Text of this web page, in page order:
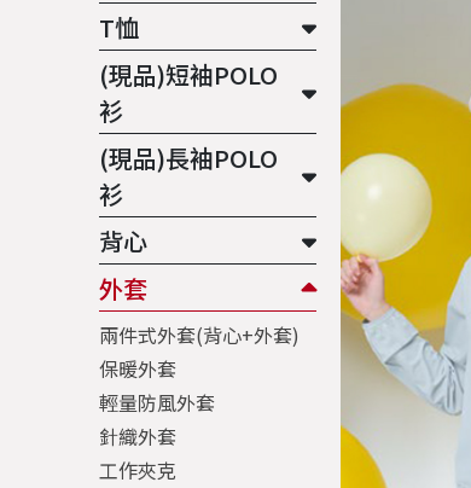
T恤
(現品)短袖POLO
衫
(現品)長袖POLO
衫
背心
外套
兩件式外套(背心+外套)
保暖外套
輕量防風外套
針織外套
工作夾克